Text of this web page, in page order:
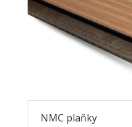
NMC plaňky